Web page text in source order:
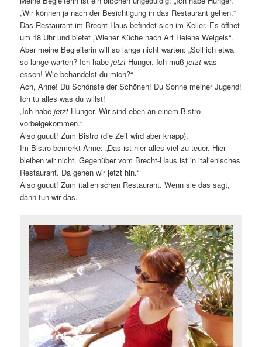
„Wir können ja nach der Besichtigung in das Restaurant gehen.“
Das Restaurant im Brecht-Haus befindet sich im Keller. Es öffnet
um 18 Uhr und bietet „Wiener Küche nach Art Helene Weigels“.
Aber meine Begleiterin will so lange nicht warten: „Soll ich etwa
so lange warten? Ich habejetzt Hunger. Ich mußjetzt was
essen! Wie behandelst du mich?“
Ach, Anne! Du Schönste der Schönen! Du Sonne meiner Jugend!
Ich tu alles was du willst!
„Ich habejetzt Hunger. Wir sind eben an einem Bistro
vorbeigekommen.“
Also guuut! Zum Bistro (die Zeit wird aber knapp).
Im Bistro bemerkt Anne: „Das ist hier alles viel zu teuer. Hier
bleiben wir nicht. Gegenüber vom Brecht-Haus ist in italienisches
Restaurant. Da gehen wir jetzt hin.“
Also guuut! Zum italienischen Restaurant. Wenn sie das sagt,
dann tun wir das.